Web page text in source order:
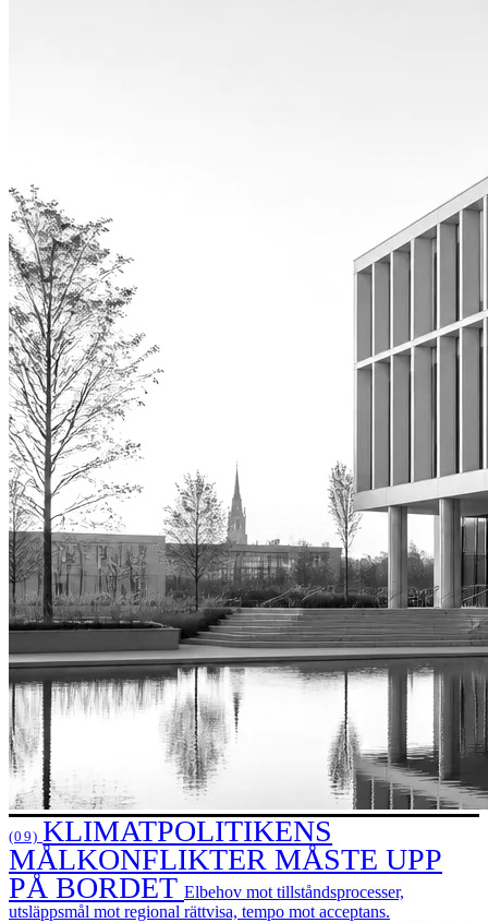
(09) KLIMATPOLITIKENS
MÅLKONFLIKTER MÅSTE UPP
PÅ BORDET Elbehov mot tillståndsprocesser,
utsläppsmål mot regional rättvisa, tempo mot acceptans.